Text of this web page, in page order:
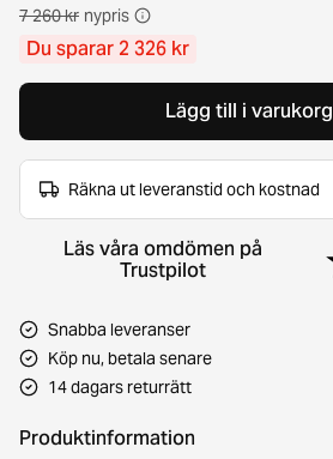
7 260 kr nypris
Du sparar 2 326 kr
Lägg till i varukorg
Räkna ut leveranstid och kostnad
Läs våra omdömen på
Trustpilot
Snabba leveranser
Köp nu, betala senare
14 dagars returrätt
Produktinformation